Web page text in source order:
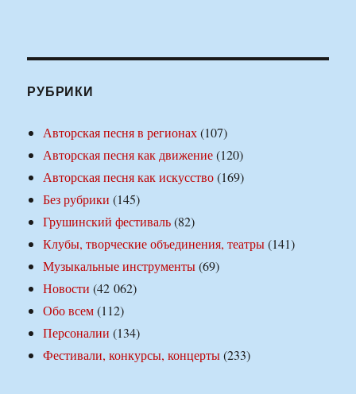
РУБРИКИ
Авторская песня в регионах(107)
Авторская песня как движение(120)
Авторская песня как искусство(169)
Без рубрики (145)
Грушинский фестиваль(82)
Клубы, творческие объединения, театры(141)
Музыкальные инструменты(69)
Новости (42 062)
Обо всем(112)
Персоналии (134)
Фестивали, конкурсы, концерты(233)